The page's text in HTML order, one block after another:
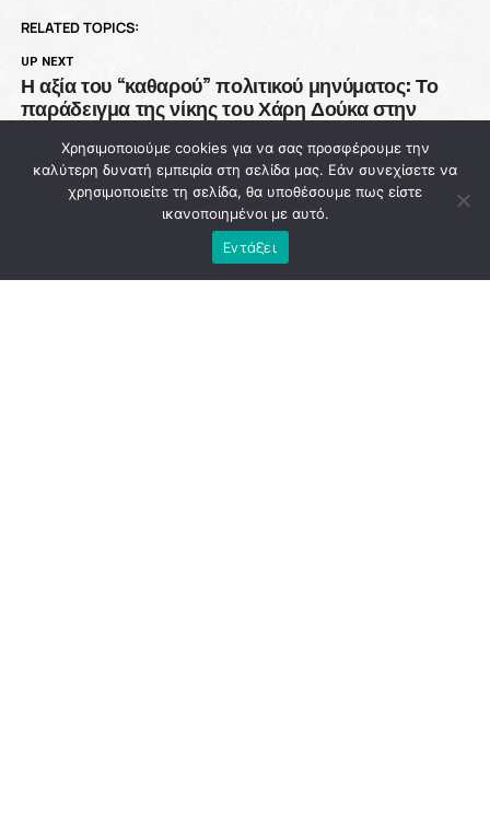
RELATED TOPICS:
UP NEXT
Η αξία του “καθαρού” πολιτικού μηνύματος: Το
παράδειγμα της νίκης του Χάρη Δούκα στην
DON'T MISS
93 εκατ. ευρώ χάθηκαν από την Πολιτική
Προστασία ενώ η χώρα μετρά νεκρούς στις
Χρησιμοποιούμε cookies για να σας προσφέρουμε την
καλύτερη δυνατή εμπειρία στη σελίδα μας. Εάν συνεχίσετε να
χρησιμοποιείτε τη σελίδα, θα υποθέσουμε πως είστε
ικανοποιημένοι με αυτό.
Εντάξει